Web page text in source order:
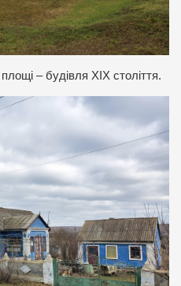
– будівля ХІХ століття.